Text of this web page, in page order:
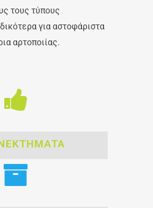
τους τύπους
για αστοφάριστα
αρτοποιίας.